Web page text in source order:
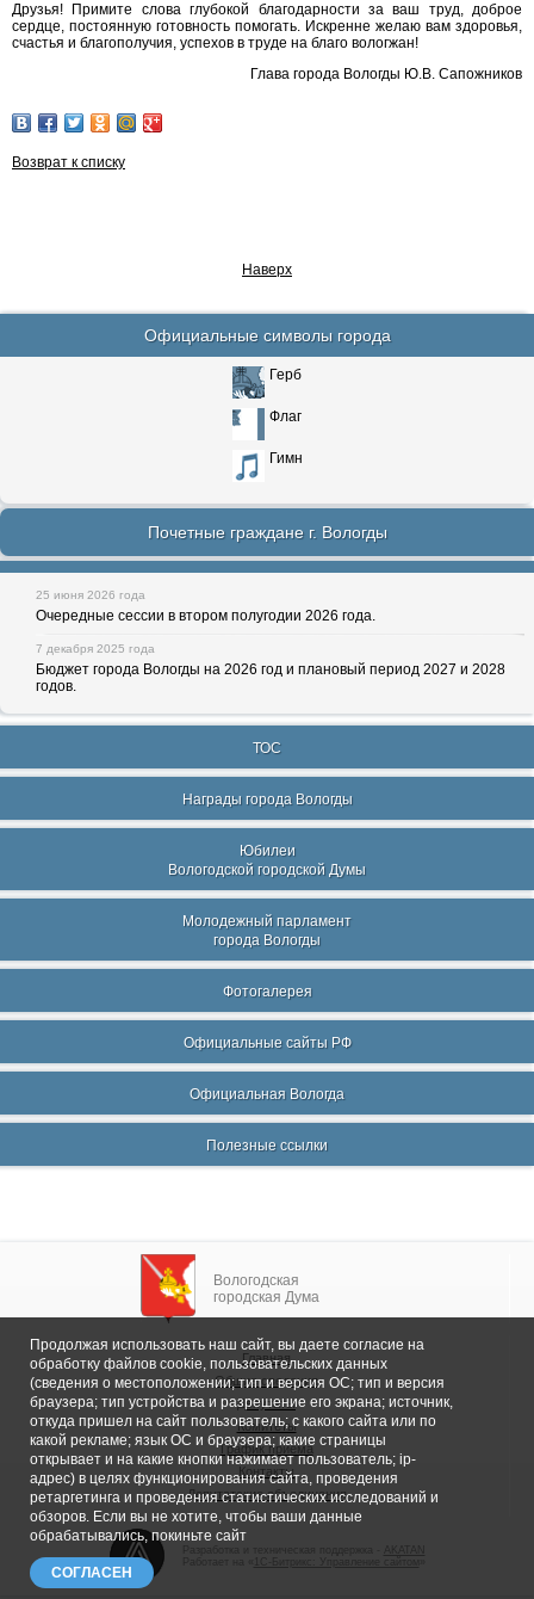
Друзья! Примите слова глубокой благодарности за ваш труд, доброе
сердце, постоянную готовность помогать. Искренне желаю вам здоровья,
счастья и благополучия, успехов в труде на благо вологжан!
Глава города Вологды Ю.В. Сапожников
Возврат к списку
Наверх
Официальные символы города
Герб
Флаг
Гимн
Почетные граждане г. Вологды
25 июня 2026 года
Очередные сессии в втором полугодии 2026 года.
7 декабря 2025 года
Бюджет города Вологды на 2026 год и плановый период 2027 и 2028
годов.
ТОС
Награды города Вологды
Юбилеи
Вологодской городской Думы
Молодежный парламент
города Вологды
Фотогалерея
Официальные сайты РФ
Официальная Вологда
Полезные ссылки
Вологодская
городская Дума
Главная
Общие сведения
Депутаты
Комитеты
График приема
Контакты
Депутатские объединения
1С-Битрикс: Управление сайтом
Продолжая использовать наш сайт, вы даете согласие на
обработку файлов cookie, пользовательских данных
(сведения о местоположении; тип и версия ОС; тип и версия
браузера; тип устройства и разрешение его экрана; источник,
откуда пришел на сайт пользователь; с какого сайта или по
какой рекламе; язык ОС и браузера; какие страницы
открывает и на какие кнопки нажимает пользователь; ip-
адрес) в целях функционирования сайта, проведения
ретаргетинга и проведения статистических исследований и
обзоров. Если вы не хотите, чтобы ваши данные
обрабатывались, покиньте сайт
СОГЛАСЕН